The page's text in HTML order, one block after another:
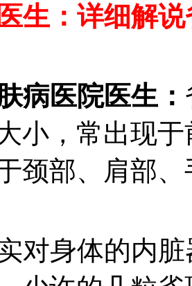
医生：详细解
病医院医生：
小，常出现
颈部、肩部
对身体的内脏